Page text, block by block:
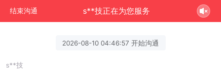
结束沟通 s**技正在为您服务
2026-08-10 04:46:57 开始沟通
s**技